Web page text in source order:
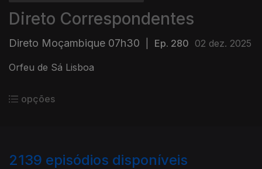
Direto Correspondentes
Direto Moçambique 07h30 Ep. 280 02 dez. 2025
Orfeu de Sá Lisboa
opções
2139 episódios disponíveis